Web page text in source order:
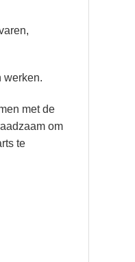
werken.
met de
om
te